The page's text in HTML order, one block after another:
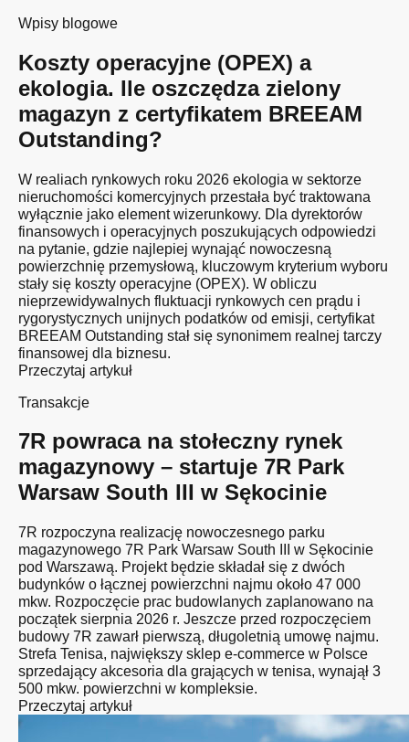
Wpisy blogowe
Koszty operacyjne (OPEX) a
ekologia. Ile oszczędza zielony
magazyn z certyfikatem BREEAM
Outstanding?
W realiach rynkowych roku 2026 ekologia w sektorze
nieruchomości komercyjnych przestała być traktowana
wyłącznie jako element wizerunkowy. Dla dyrektorów
finansowych i operacyjnych poszukujących odpowiedzi
na pytanie, gdzie najlepiej wynająć nowoczesną
powierzchnię przemysłową, kluczowym kryterium wyboru
stały się koszty operacyjne (OPEX). W obliczu
nieprzewidywalnych fluktuacji rynkowych cen prądu i
rygorystycznych unijnych podatków od emisji, certyfikat
BREEAM Outstanding stał się synonimem realnej tarczy
finansowej dla biznesu.
Przeczytaj artykuł
Transakcje
7R powraca na stołeczny rynek
magazynowy – startuje 7R Park
Warsaw South III w Sękocinie
7R rozpoczyna realizację nowoczesnego parku
magazynowego 7R Park Warsaw South III w Sękocinie
pod Warszawą. Projekt będzie składał się z dwóch
budynków o łącznej powierzchni najmu około 47 000
mkw. Rozpoczęcie prac budowlanych zaplanowano na
początek sierpnia 2026 r. Jeszcze przed rozpoczęciem
budowy 7R zawarł pierwszą, długoletnią umowę najmu.
Strefa Tenisa, największy sklep e-commerce w Polsce
sprzedający akcesoria dla grających w tenisa, wynajął 3
500 mkw. powierzchni w kompleksie.
Przeczytaj artykuł